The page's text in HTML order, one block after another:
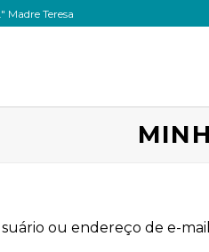
Madre Teresa
ou endereço de e-